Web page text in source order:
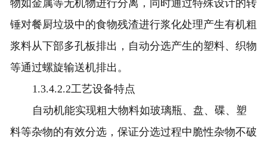
物如金属等无机物进行分离，同时通过特殊设计的转
锤对餐厨垃圾中的食物残渣进行浆化处理产生有机粗
浆料从下部多孔板排出，自动分选产生的塑料、织物
等通过螺旋输送机排出。
1.3.4.2.2工艺设备特点
自动机能实现粗大物料如玻璃瓶、盘、碟、塑
料等杂物的有效分选，保证分选过程中脆性杂物不破